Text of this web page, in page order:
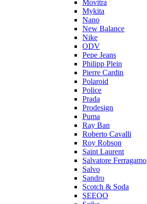
Movitra
Mykita
Nano
New Balance
Nike
ODV
Pepe Jeans
Philipp Plein
Pierre Cardin
Polaroid
Police
Prada
Prodesign
Puma
Ray Ban
Roberto Cavalli
Roy Robson
Saint Laurent
Salvatore Ferragamo
Salvo
Sandro
Scotch & Soda
SEEOO